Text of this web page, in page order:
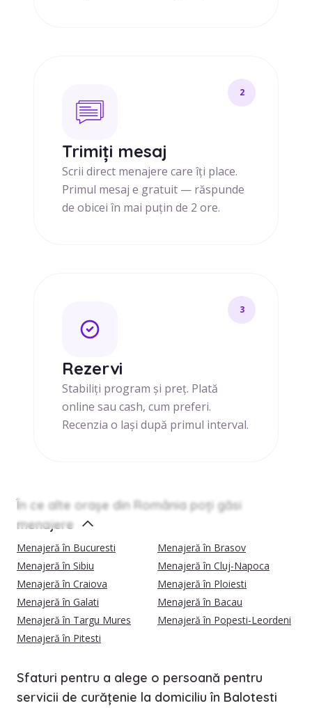
2
Trimiți mesaj
Scrii direct menajere care îți place.
Primul mesaj e gratuit — răspunde
de obicei în mai puțin de 2 ore.
3
Rezervi
Stabiliți program și preț. Plată
online sau cash, cum preferi.
Recenzia o lași după primul interval.
În ce alte orașe din România poți găsi
menajere
Menajeră în Bucuresti
Menajeră în Brasov
Menajeră în Sibiu
Menajeră în Cluj-Napoca
Menajeră în Craiova
Menajeră în Ploiesti
Menajeră în Galati
Menajeră în Bacau
Menajeră în Targu Mures
Menajeră în Popesti-Leordeni
Menajeră în Pitesti
Sfaturi pentru a alege o persoană pentru
servicii de curățenie la domiciliu în Balotesti